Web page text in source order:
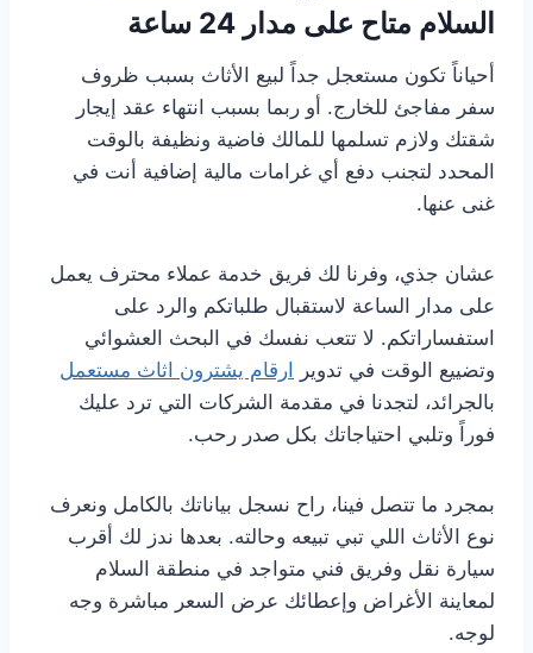
السلام متاح على مدار 24 ساعة
أحياناً تكون مستعجل جداً لبيع الأثاث بسبب ظروف
سفر مفاجئ للخارج. أو ربما بسبب انتهاء عقد إيجار
شقتك ولازم تسلمها للمالك فاضية ونظيفة بالوقت
المحدد لتجنب دفع أي غرامات مالية إضافية أنت في
غنى عنها.
عشان جذي، وفرنا لك فريق خدمة عملاء محترف يعمل
على مدار الساعة لاستقبال طلباتكم والرد على
استفساراتكم. لا تتعب نفسك في البحث العشوائي
وتضييع الوقت في تدوير
ارقام يشترون اثاث مستعمل
بالجرائد، لتجدنا في مقدمة الشركات التي ترد عليك
فوراً وتلبي احتياجاتك بكل صدر رحب.
بمجرد ما تتصل فينا، راح نسجل بياناتك بالكامل ونعرف
نوع الأثاث اللي تبي تبيعه وحالته. بعدها ندز لك أقرب
سيارة نقل وفريق فني متواجد في منطقة السلام
لمعاينة الأغراض وإعطائك عرض السعر مباشرة وجه
لوجه.